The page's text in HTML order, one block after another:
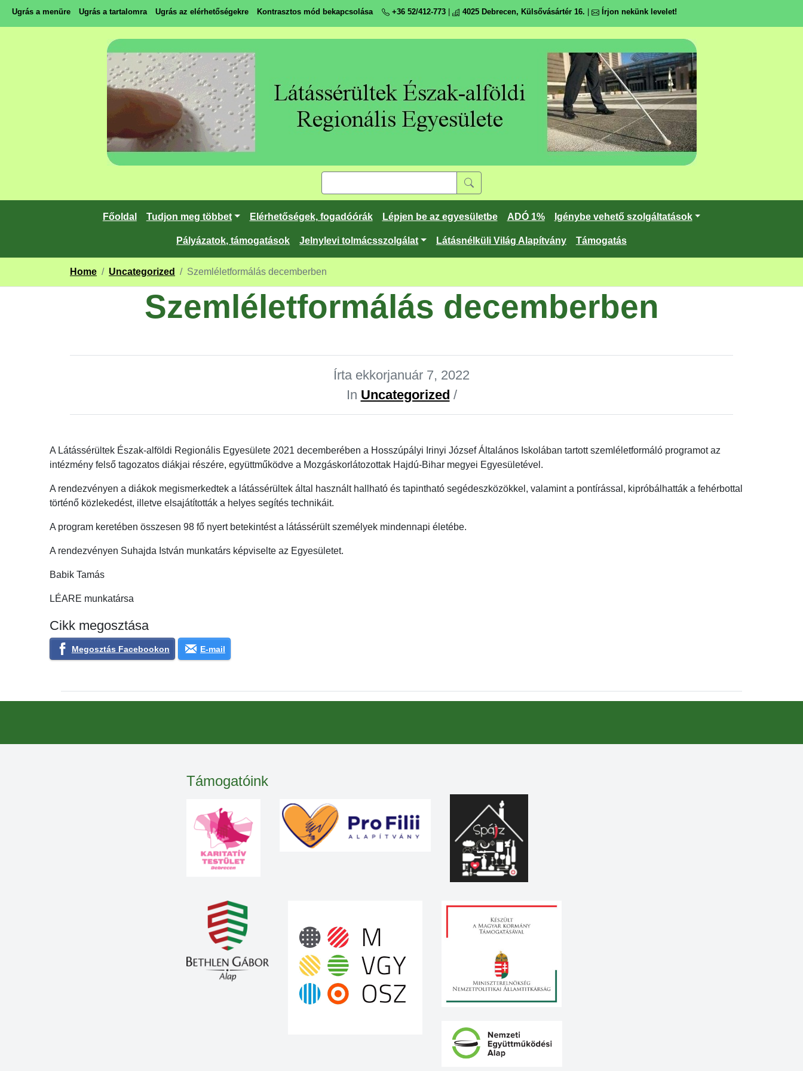
Ugrás a menüre Ugrás a tartalomra Ugrás az elérhetőségekre Kontrasztos mód bekapcsolása +36 52/412-773 4025 Debrecen, Külsővásártér 16. Írjon nekünk levelet!
Főoldal Tudjon meg többet Elérhetőségek, fogadóórák Lépjen be az egyesületbe ADÓ 1% Igénybe vehető szolgáltatások
Pályázatok, támogatások Jelnylevi tolmácsszolgálat Látásnélküli Világ Alapítvány Támogatás
Home / Uncategorized / Szemléletformálás decemberben
Szemléletformálás decemberben
Írta ekkorjanuár 7, 2022
In Uncategorized /
A Látássérültek Észak-alföldi Regionális Egyesülete 2021 decemberében a Hosszúpályi Irinyi József Általános Iskolában tartott szemléletformáló programot az
intézmény felső tagozatos diákjai részére, együttműködve a Mozgáskorlátozottak Hajdú-Bihar megyei Egyesületével.
A rendezvényen a diákok megismerkedtek a látássérültek által használt hallható és tapintható segédeszközökkel, valamint a pontírással, kipróbálhatták a fehérbottal
történő közlekedést, illetve elsajátították a helyes segítés technikáit.
A program keretében összesen 98 fő nyert betekintést a látássérült személyek mindennapi életébe.
A rendezvényen Suhajda István munkatárs képviselte az Egyesületet.
Babik Tamás
LÉARE munkatársa
Cikk megosztása
Megosztás Facebookon E-mail
Támogatóink